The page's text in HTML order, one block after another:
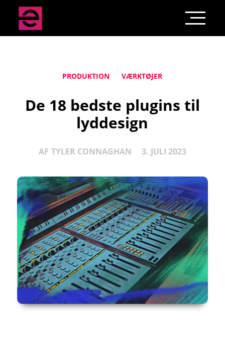
PRODUKTION VÆRKTØJER
De 18 bedste plugins til
lyddesign
AF TYLER CONNAGHAN 3. JULI 2023